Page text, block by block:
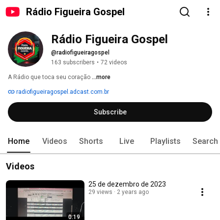
Rádio Figueira Gospel
Rádio Figueira Gospel
@radiofigueiragospel
163 subscribers • 72 videos
A Rádio que toca seu coração ...more
radiofigueiragospel.adcast.com.br
Subscribe
Home Videos Shorts Live Playlists Search
Videos
0:19
25 de dezembro de 2023
29 views 2 years ago